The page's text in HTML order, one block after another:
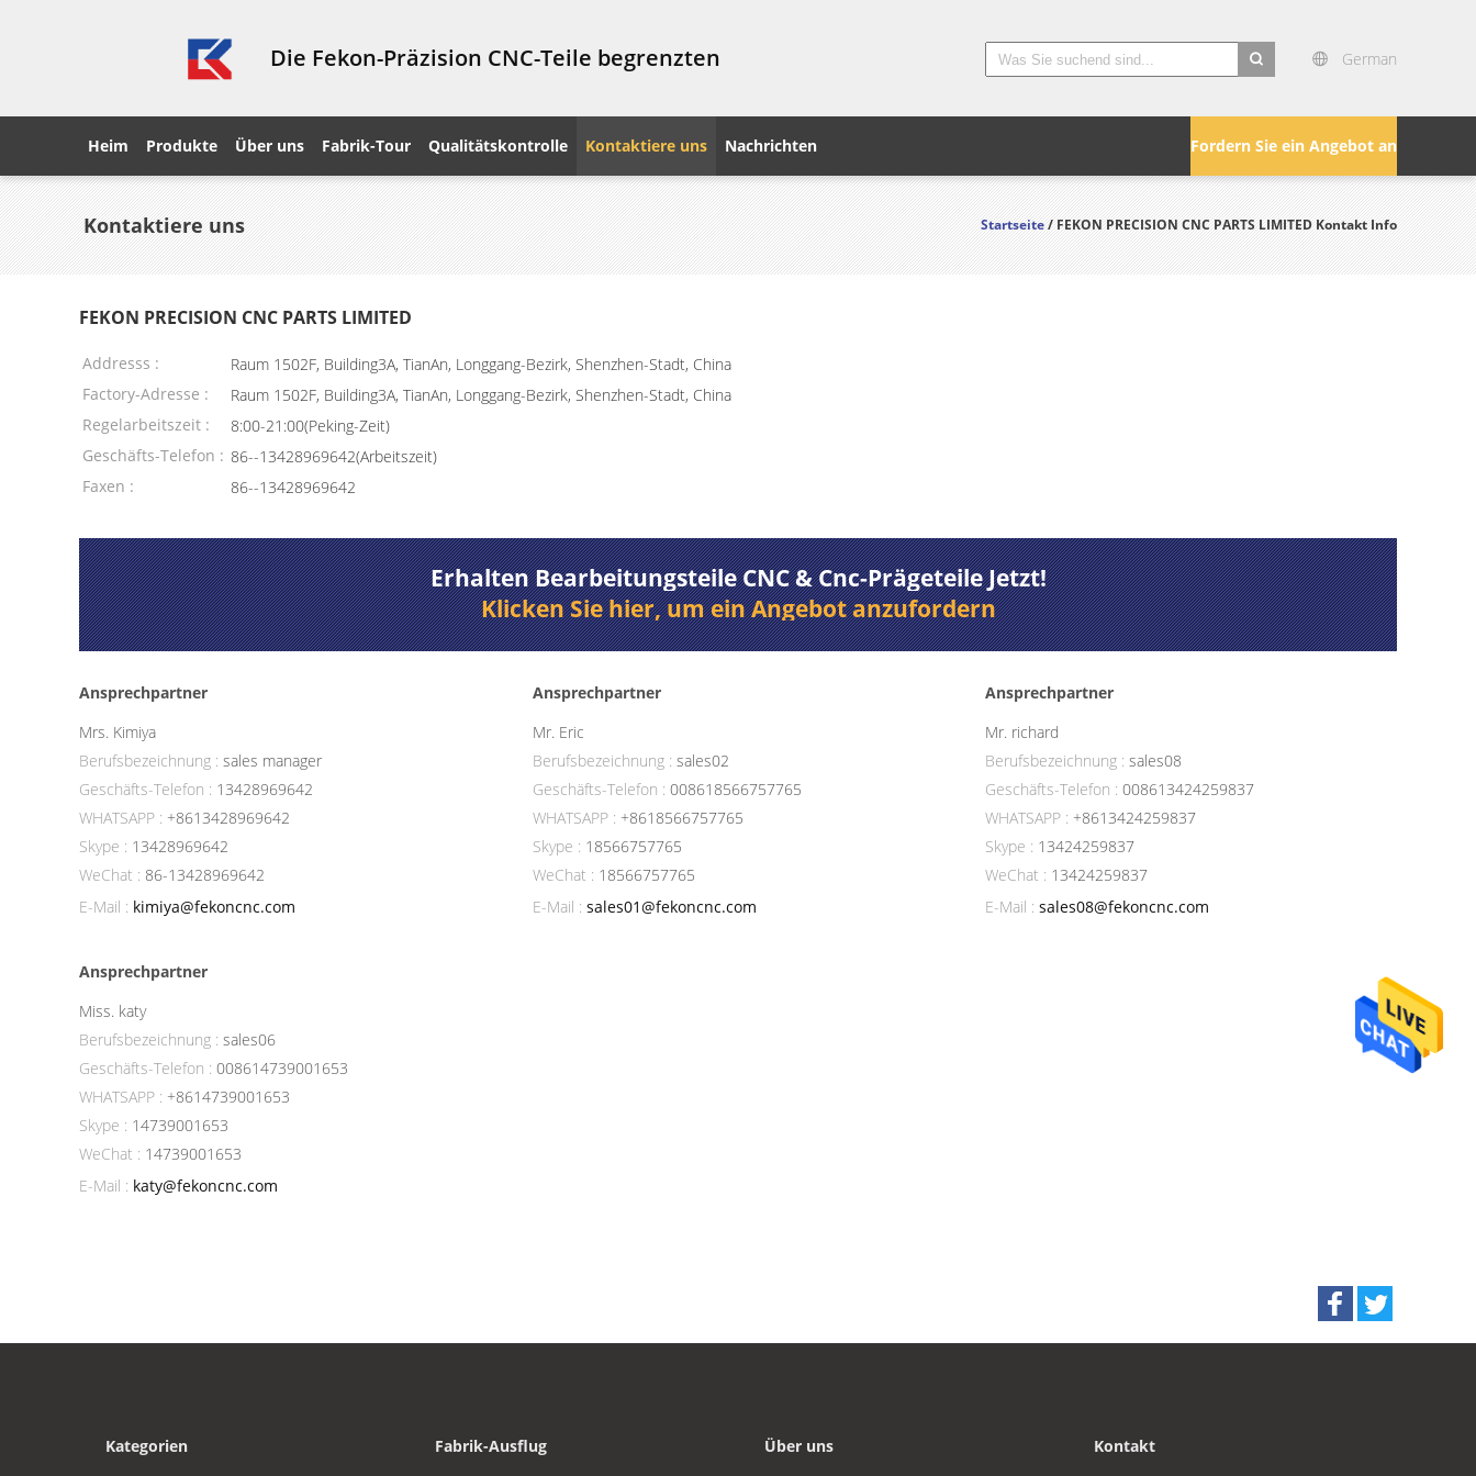
Die Fekon-Präzision CNC-Teile begrenzten German
Fordern Sie ein Angebot an
Heim Produkte Über uns Fabrik-Tour Qualitätskontrolle Kontaktiere uns Nachrichten
Kontaktiere uns Startseite/ FEKON PRECISION CNC PARTS LIMITED Kontakt Info
FEKON PRECISION CNC PARTS LIMITED
Addresss :
Raum 1502F, Building3A, TianAn, Longgang-Bezirk, Shenzhen-Stadt, China
Factory-Adresse :
Raum 1502F, Building3A, TianAn, Longgang-Bezirk, Shenzhen-Stadt, China
Regelarbeitszeit :
8:00-21:00(Peking-Zeit)
Geschäfts-Telefon : 86--13428969642(Arbeitszeit)
Faxen :
86--13428969642
Erhalten Bearbeitungsteile CNC & Cnc-Prägeteile Jetzt!
Klicken Sie hier, um ein Angebot anzufordern
Ansprechpartner
Mrs. Kimiya
Berufsbezeichnung : sales manager
Geschäfts-Telefon : 13428969642
WHATSAPP : +8613428969642
Skype : 13428969642
WeChat : 86-13428969642
E-Mail : kimiya@fekoncnc.com
Ansprechpartner
Mr. Eric
Berufsbezeichnung : sales02
Geschäfts-Telefon : 008618566757765
WHATSAPP : +8618566757765
Skype : 18566757765
WeChat : 18566757765
E-Mail : sales01@fekoncnc.com
Ansprechpartner
Mr. richard
Berufsbezeichnung : sales08
Geschäfts-Telefon : 008613424259837
WHATSAPP : +8613424259837
Skype : 13424259837
WeChat : 13424259837
E-Mail : sales08@fekoncnc.com
Ansprechpartner
Miss. katy
Berufsbezeichnung : sales06
Geschäfts-Telefon : 008614739001653
WHATSAPP : +8614739001653
Skype : 14739001653
WeChat : 14739001653
E-Mail : katy@fekoncnc.com
Kategorien Fabrik-Ausflug Über uns Kontakt